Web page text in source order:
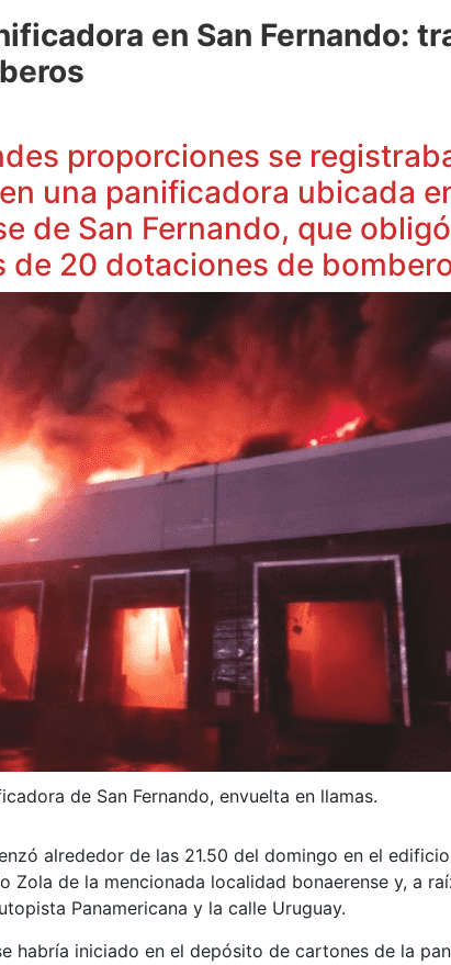
en San Fernando:
proporciones se
una panificadora ubicada
de San Fernando, que
de 20 dotaciones de
de San Fernando, envuelta en llamas.
alrededor de las 21.50 del domingo en el
Zola de la mencionada localidad bonaerense y, a
Panamericana y la calle Uruguay.
habría iniciado en el depósito de cartones de la